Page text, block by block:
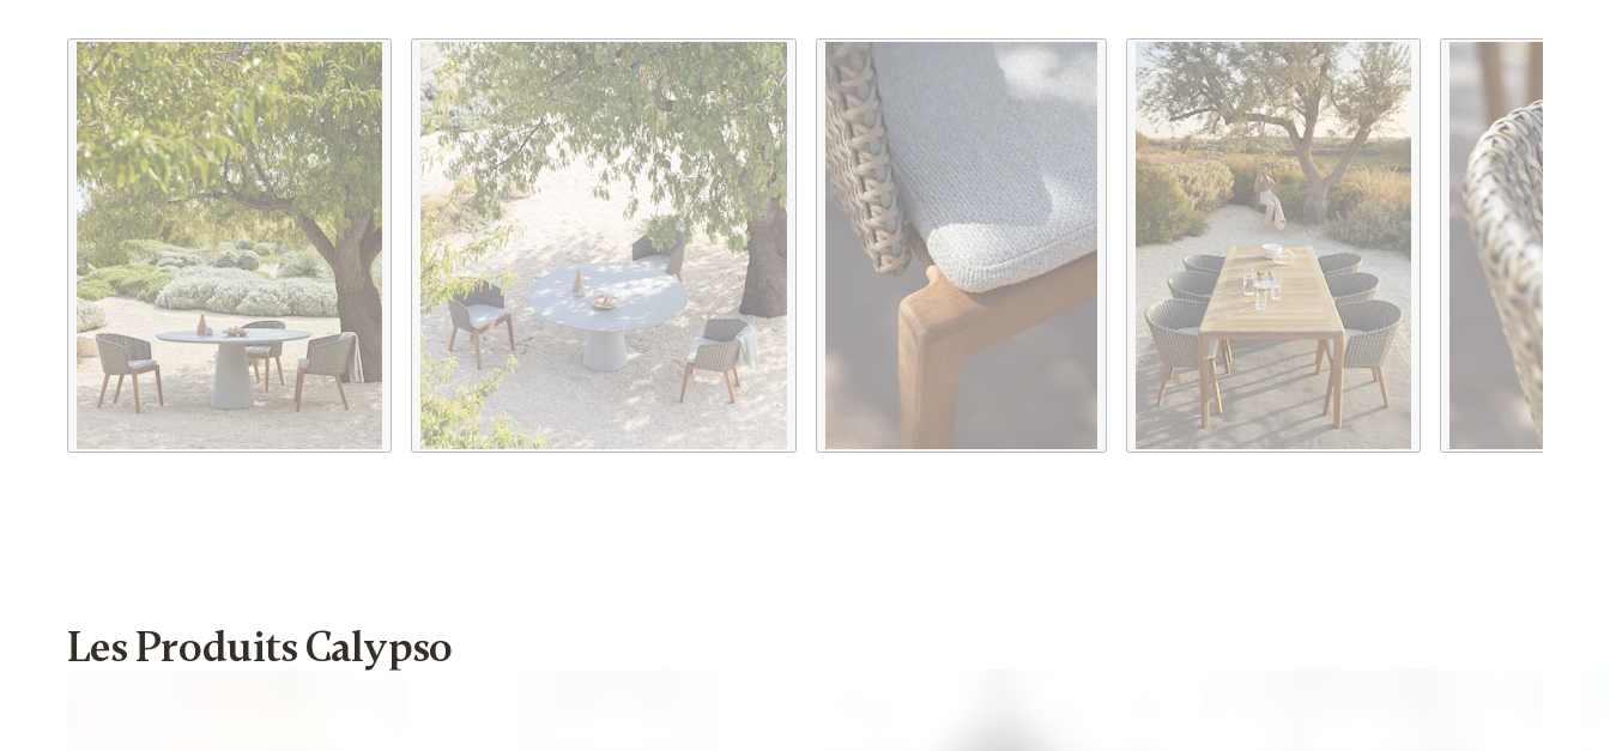
Les Produits Calypso